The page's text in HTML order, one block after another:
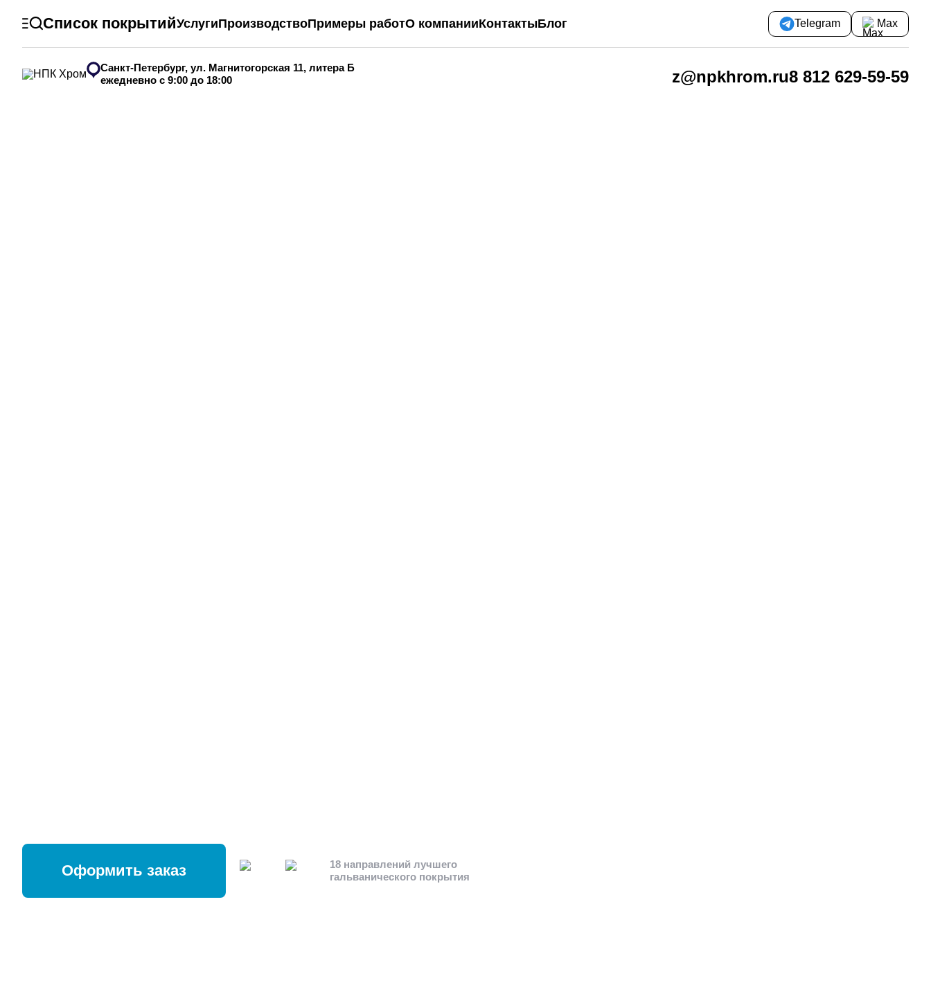
Список покрытийУслугиПроизводствоПримеры работО компанииКонтактыБлог Telegram Max
Санкт-Петербург, ул. Магнитогорская 11, литера Б
ежедневно с 9:00 до 18:00
z@npkhrom.ru8 812 629-59-59
Оформить заказ
18 направлений лучшего
гальванического покрытия